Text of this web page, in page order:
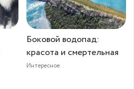
Боковой водопад:
красота и смертельная
Интересное